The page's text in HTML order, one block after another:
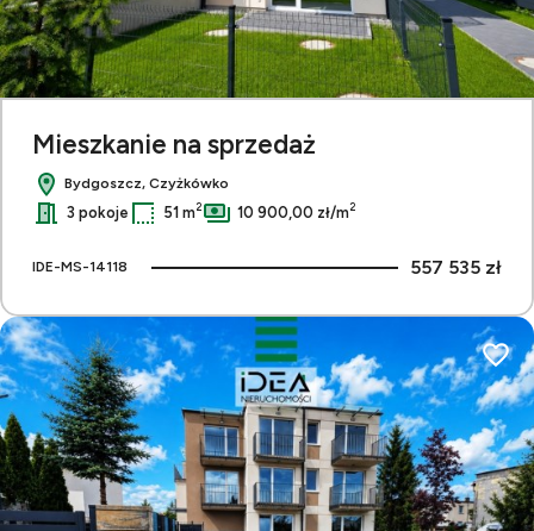
Mieszkanie na sprzedaż
Bydgoszcz, Czyżkówko
3 pokoje 51 m2 10 900,00 zł/m2
IDE-MS-14118 557 535 zł
Dodaj